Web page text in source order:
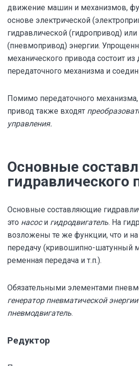
движение машин и механизмов,
основе электрической
гидравлической (гидропривод)
(пневмопривод) энергии.
механического привода состоит из
передаточного механизма и
Помимо передаточного
привод также входят
управления.
Основные
гидравлического
Основные составляющие
это насоси гидродвигатель. На
возложены те же функции, что и
передачу (кривошипно-шатунный
ременная передача и т.п.).
Обязательными элементами
генератор пневматической энергии
пневмодвигатель.
Редуктор